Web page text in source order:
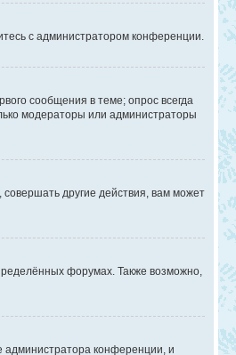
с администратором конференции.
сообщения в теме; опрос всегда
модераторы или администраторы
другие действия, вам может
форумах. Также возможно,
администратора конференции, и